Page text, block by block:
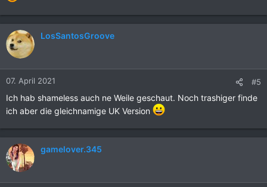
LosSantosGroove
07. April 2021 #5
Ich hab shameless auch ne Weile geschaut. Noch trashiger finde
ich aber die gleichnamige UK Version
gamelover.345